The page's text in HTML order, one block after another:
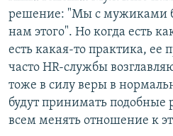
решение: "Мы с мужиками
нам этого". Но когда есть
есть какая-то практика,
часто HR-службы
тоже в силу веры в
будут принимать
всем менять отношение к